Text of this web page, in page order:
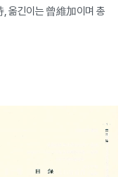
, 옮긴이는 曾維加이며 총